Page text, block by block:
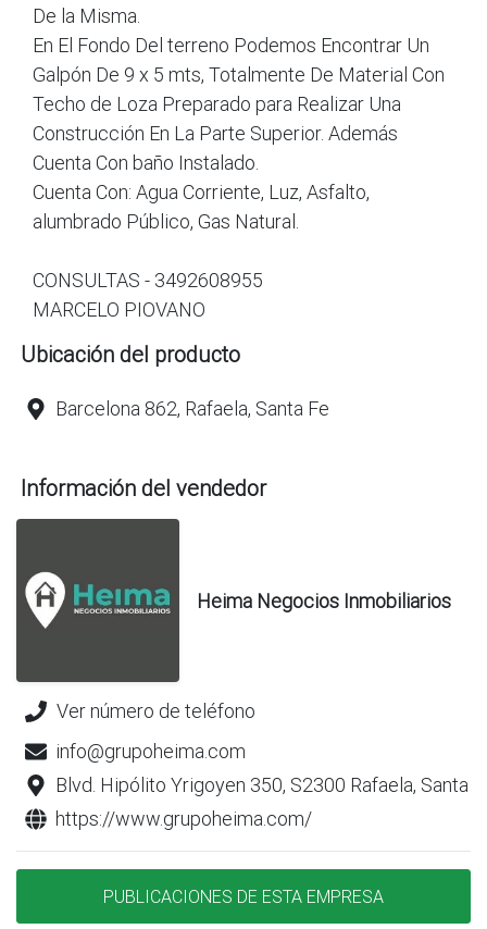
De la Misma.
En El Fondo Del terreno Podemos Encontrar Un
Galpón De 9 x 5 mts, Totalmente De Material Con
Techo de Loza Preparado para Realizar Una
Construcción En La Parte Superior. Además
Cuenta Con baño Instalado.
Cuenta Con: Agua Corriente, Luz, Asfalto,
alumbrado Público, Gas Natural.
CONSULTAS - 3492608955
MARCELO PIOVANO
Ubicación del producto
Barcelona 862, Rafaela, Santa Fe
Información del vendedor
Heima Negocios Inmobiliarios
Ver número de teléfono
info@grupoheima.com
Blvd. Hipólito Yrigoyen 350, S2300 Rafaela, Santa
https://www.grupoheima.com/
PUBLICACIONES DE ESTA EMPRESA